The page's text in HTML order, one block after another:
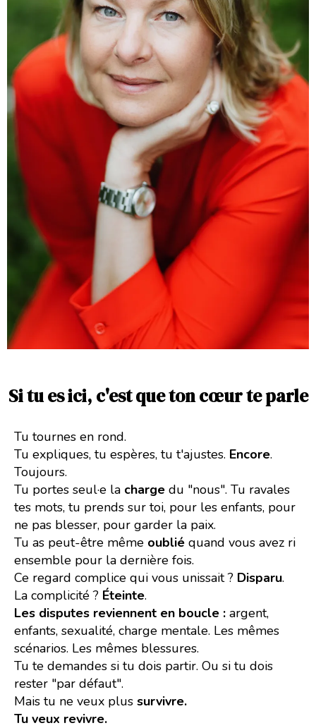
Si tu es ici, c'est que ton cœur te parle
Tu tournes en rond.
Tu expliques, tu espères, tu t'ajustes. Encore.
Toujours.
Tu portes seul·e la charge du "nous". Tu ravales
tes mots, tu prends sur toi, pour les enfants, pour
ne pas blesser, pour garder la paix.
Tu as peut-être même oublié quand vous avez ri
ensemble pour la dernière fois.
Ce regard complice qui vous unissait ? Disparu.
La complicité ? Éteinte.
Les disputes reviennent en boucle : argent,
enfants, sexualité, charge mentale. Les mêmes
scénarios. Les mêmes blessures.
Tu te demandes si tu dois partir. Ou si tu dois
rester "par défaut".
Mais tu ne veux plus survivre.
Tu veux revivre.